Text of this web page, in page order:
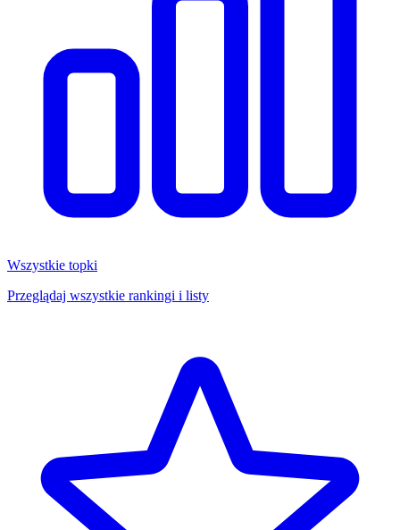
Wszystkie topki
Przeglądaj wszystkie rankingi i listy